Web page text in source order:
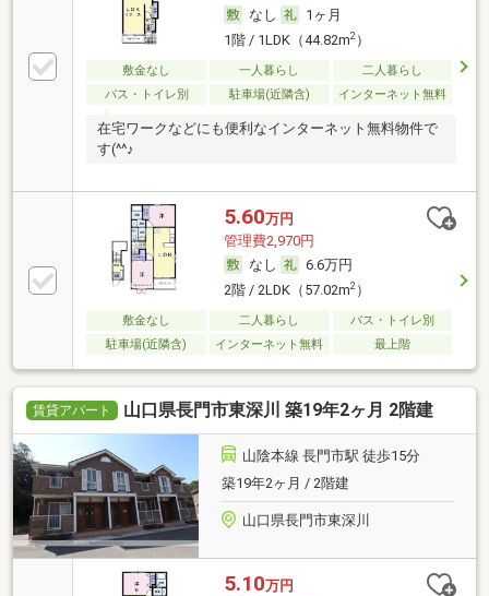
なし
1ヶ月
1階 / 1LDK（44.82m2）
敷金なし 一人暮らし
二人暮らし
バス・トイレ別
駐車場(近隣含) インターネット無料
在宅ワークなどにも便利なインターネット無料物件で
す(^^♪
5.60万円
管理費2,970円
なし
6.6万円
2階 / 2LDK（57.02m2）
敷金なし 二人暮らし
バス・トイレ別
駐車場(近隣含)
インターネット無料 最上階
賃貸アパート 山口県長門市東深川 築19年2ヶ月 2階建
山陰本線 長門市駅 徒歩15分
築19年2ヶ月 / 2階建
山口県長門市東深川
5.10万円